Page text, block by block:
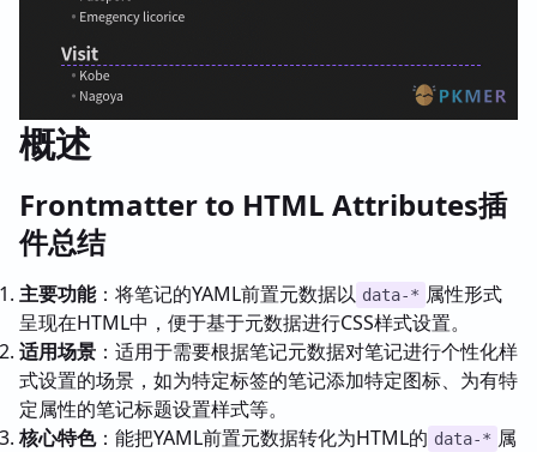
概述
Frontmatter to HTML Attributes插
件总结
主要功能：将笔记的YAML前置元数据以 data-* 属性形式
呈现在HTML中，便于基于元数据进行CSS样式设置。
适用场景 ：适用于需要根据笔记元数据对笔记进行个性化样
式设置的场景，如为特定标签的笔记添加特定图标、为有特
定属性的笔记标题设置样式等。
核心特色：能把YAML前置元数据转化为HTML的 data-* 属